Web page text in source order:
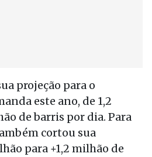
projeção para o
este ano, de 1,2
de barris por dia. Para
cortou sua
para +1,2 milhão de